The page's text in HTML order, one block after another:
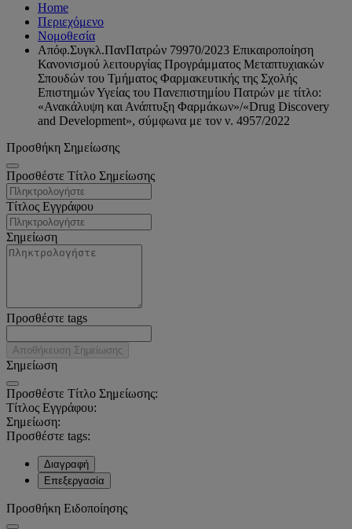
Home
Περιεχόμενο
Νομοθεσία
Απόφ.Συγκλ.ΠανΠατρών 79970/2023 Επικαιροποίηση
Κανονισμού λειτουργίας Προγράμματος Μεταπτυχιακών
Σπουδών του Τμήματος Φαρμακευτικής της Σχολής
Επιστημών Υγείας του Πανεπιστημίου Πατρών με τίτλο:
«Ανακάλυψη και Ανάπτυξη Φαρμάκων»/«Drug Discovery
and Development», σύμφωνα με τον ν. 4957/2022
Προσθήκη Σημείωσης
Προσθέστε Τίτλο Σημείωσης
Τίτλος Εγγράφου
Σημείωση
Προσθέστε tags
Αποθήκευση Σημείωσης
Σημείωση
Προσθέστε Τίτλο Σημείωσης:
Τίτλος Εγγράφου:
Σημείωση:
Προσθέστε tags:
Διαγραφή
Επεξεργασία
Προσθήκη Ειδοποίησης